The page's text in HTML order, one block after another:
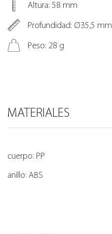
Altura: 58 mm
Profundidad: Ø35,5 mm
Peso: 28 g
MATERIALES
cuerpo: PP
anillo: ABS